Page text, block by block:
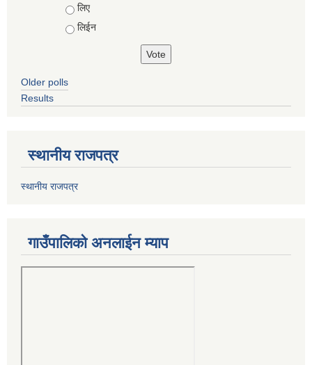
Choices
लिए
लिईन
Older polls
Results
स्थानीय राजपत्र
स्थानीय राजपत्र
गाउँपालिको अनलाईन म्याप